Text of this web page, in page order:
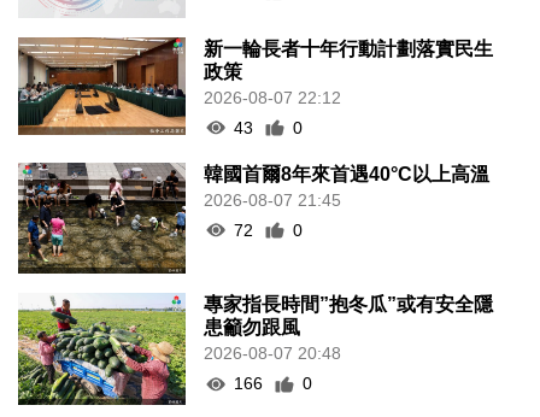
新一輪長者十年行動計劃落實民生
政策
2026-08-07 22:12
43
0
韓國首爾8年來首遇40°C以上高溫
2026-08-07 21:45
72
0
專家指長時間”抱冬瓜”或有安全隱
患籲勿跟風
2026-08-07 20:48
166
0